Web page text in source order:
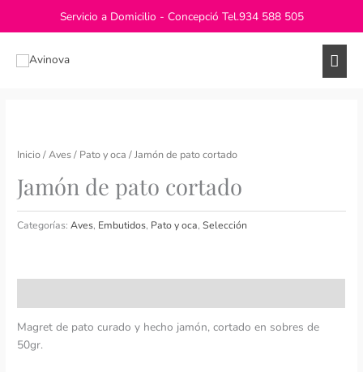
Servicio a Domicilio - Concepció Tel.934 588 505
Inicio/Aves/ Pato y oca / Jamón de pato cortado
Jamón de pato cortado
Categorías:Aves, Embutidos, Pato y oca,Selección
Magret de pato curado y hecho jamón, cortado en sobres de
50gr.